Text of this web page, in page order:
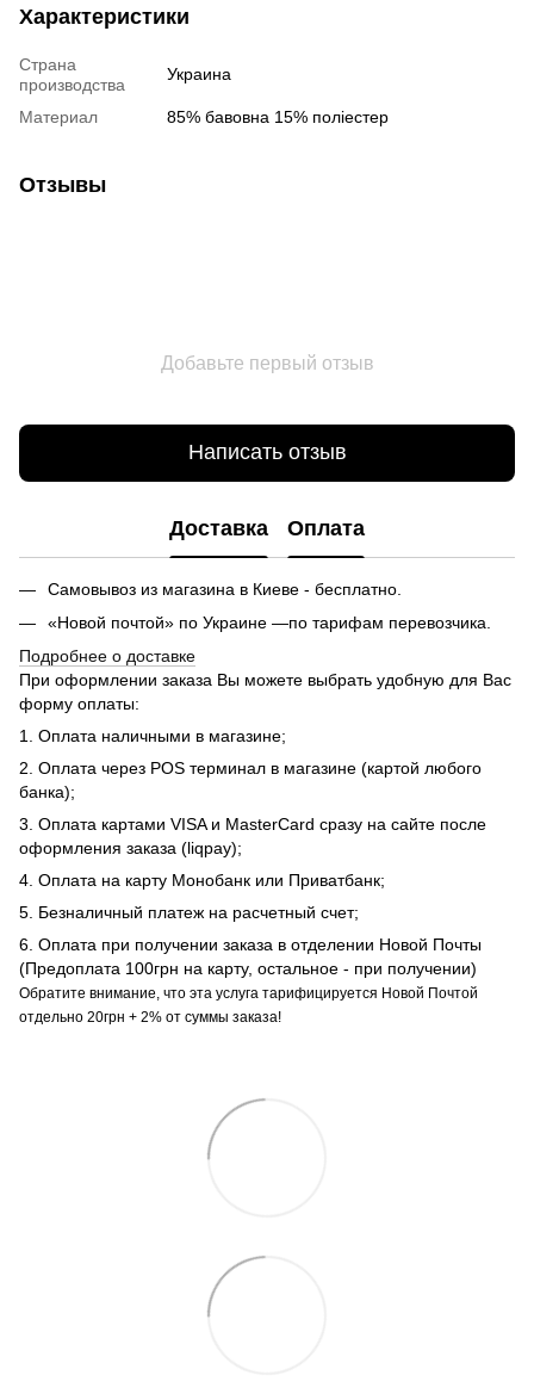
Характеристики
Страна
производства
Украина
Материал 85% бавовна 15% поліестер
Отзывы
Добавьте первый отзыв
Написать отзыв
Доставка Оплата
Самовывоз из магазина в Киеве - бесплатно.
«Новой почтой» по Украине —по тарифам перевозчика.
Подробнее о доставке
При оформлении заказа Вы можете выбрать удобную для Вас
форму оплаты:
1. Оплата наличными в магазине;
2. Оплата через POS терминал в магазине (картой любого
банка);
3. Оплата картами VISA и MasterCard сразу на сайте после
оформления заказа (liqpay);
4. Оплата на карту Монобанк или Приватбанк;
5. Безналичный платеж на расчетный счет;
6. Оплата при получении заказа в отделении Новой Почты
(Предоплата 100грн на карту, остальное - при получении)
Обратите внимание, что эта услуга тарифицируется Новой Почтой
отдельно 20грн + 2% от суммы заказа!